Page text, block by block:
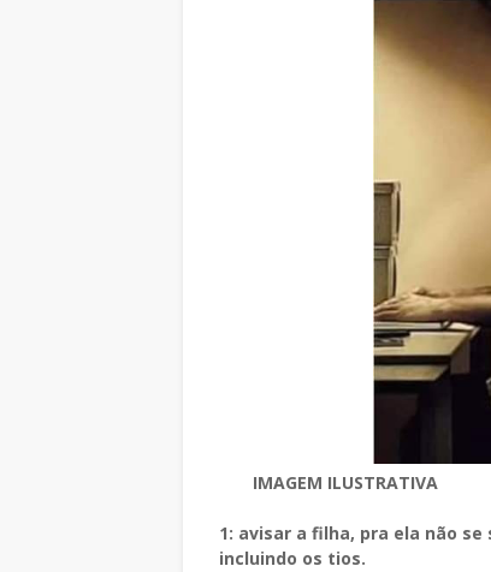
IMAGEM ILUSTRATIVA
1: avisar a filha, pra ela não
incluindo os tios.